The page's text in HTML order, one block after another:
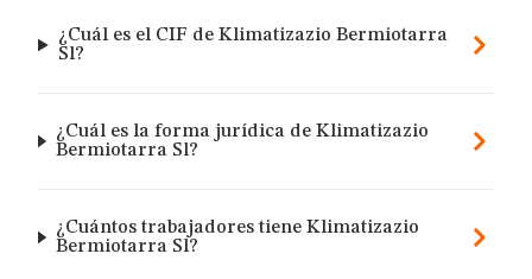
¿Cuál es el CIF de Klimatizazio Bermiotarra
Sl?
¿Cuál es la forma jurídica de Klimatizazio
Bermiotarra Sl?
¿Cuántos trabajadores tiene Klimatizazio
Bermiotarra Sl?